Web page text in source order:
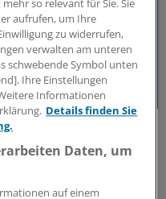
für medizinischen
Stiftung Forschung
so relevant für Sie. Sie
aufrufen, um Ihre
zu widerrufen,
verwalten am unteren
schwebende Symbol unten
Ihre Einstellungen
Informationen
Details finden Sie
Daten, um
auf einem